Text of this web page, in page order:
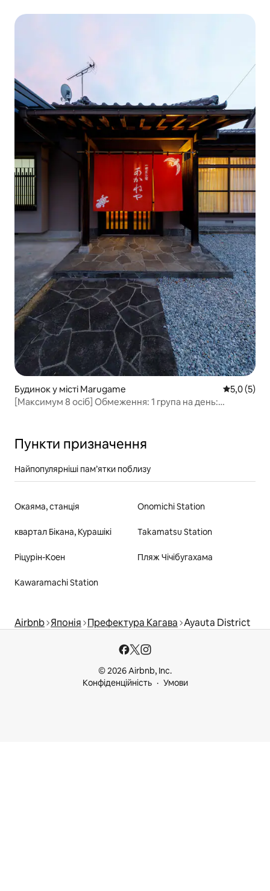
Будинок у місті Marugame Середня
5,0 (5)
[Максимум 8 осіб] Обмеження: 1 група на день:
Пункти призначення
Найпопулярніші пам’ятки поблизу
Окаяма, станція Onomichi Station
квартал Бікана, Курашікі Takamatsu Station
Ріцурін-Коен Пляж Чічібугахама
Kawaramachi Station
Airbnb Японія Префектура Кагава Ayauta District
© 2026 Airbnb, Inc.
Конфіденційність
Умови